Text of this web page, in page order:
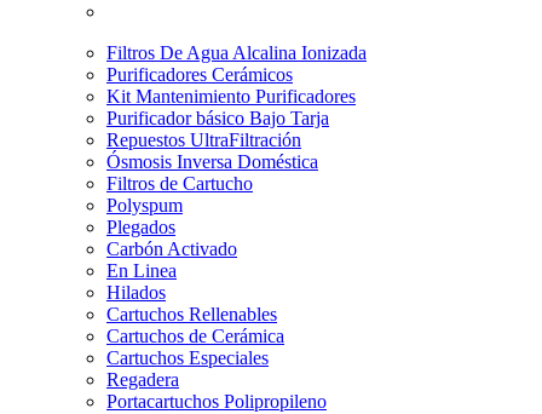
Filtros De Agua Alcalina Ionizada
Purificadores Cerámicos
Kit Mantenimiento Purificadores
Purificador básico Bajo Tarja
Repuestos UltraFiltración
Ósmosis Inversa Doméstica
Filtros de Cartucho
Polyspum
Plegados
Carbón Activado
En Linea
Hilados
Cartuchos Rellenables
Cartuchos de Cerámica
Cartuchos Especiales
Regadera
Portacartuchos Polipropileno